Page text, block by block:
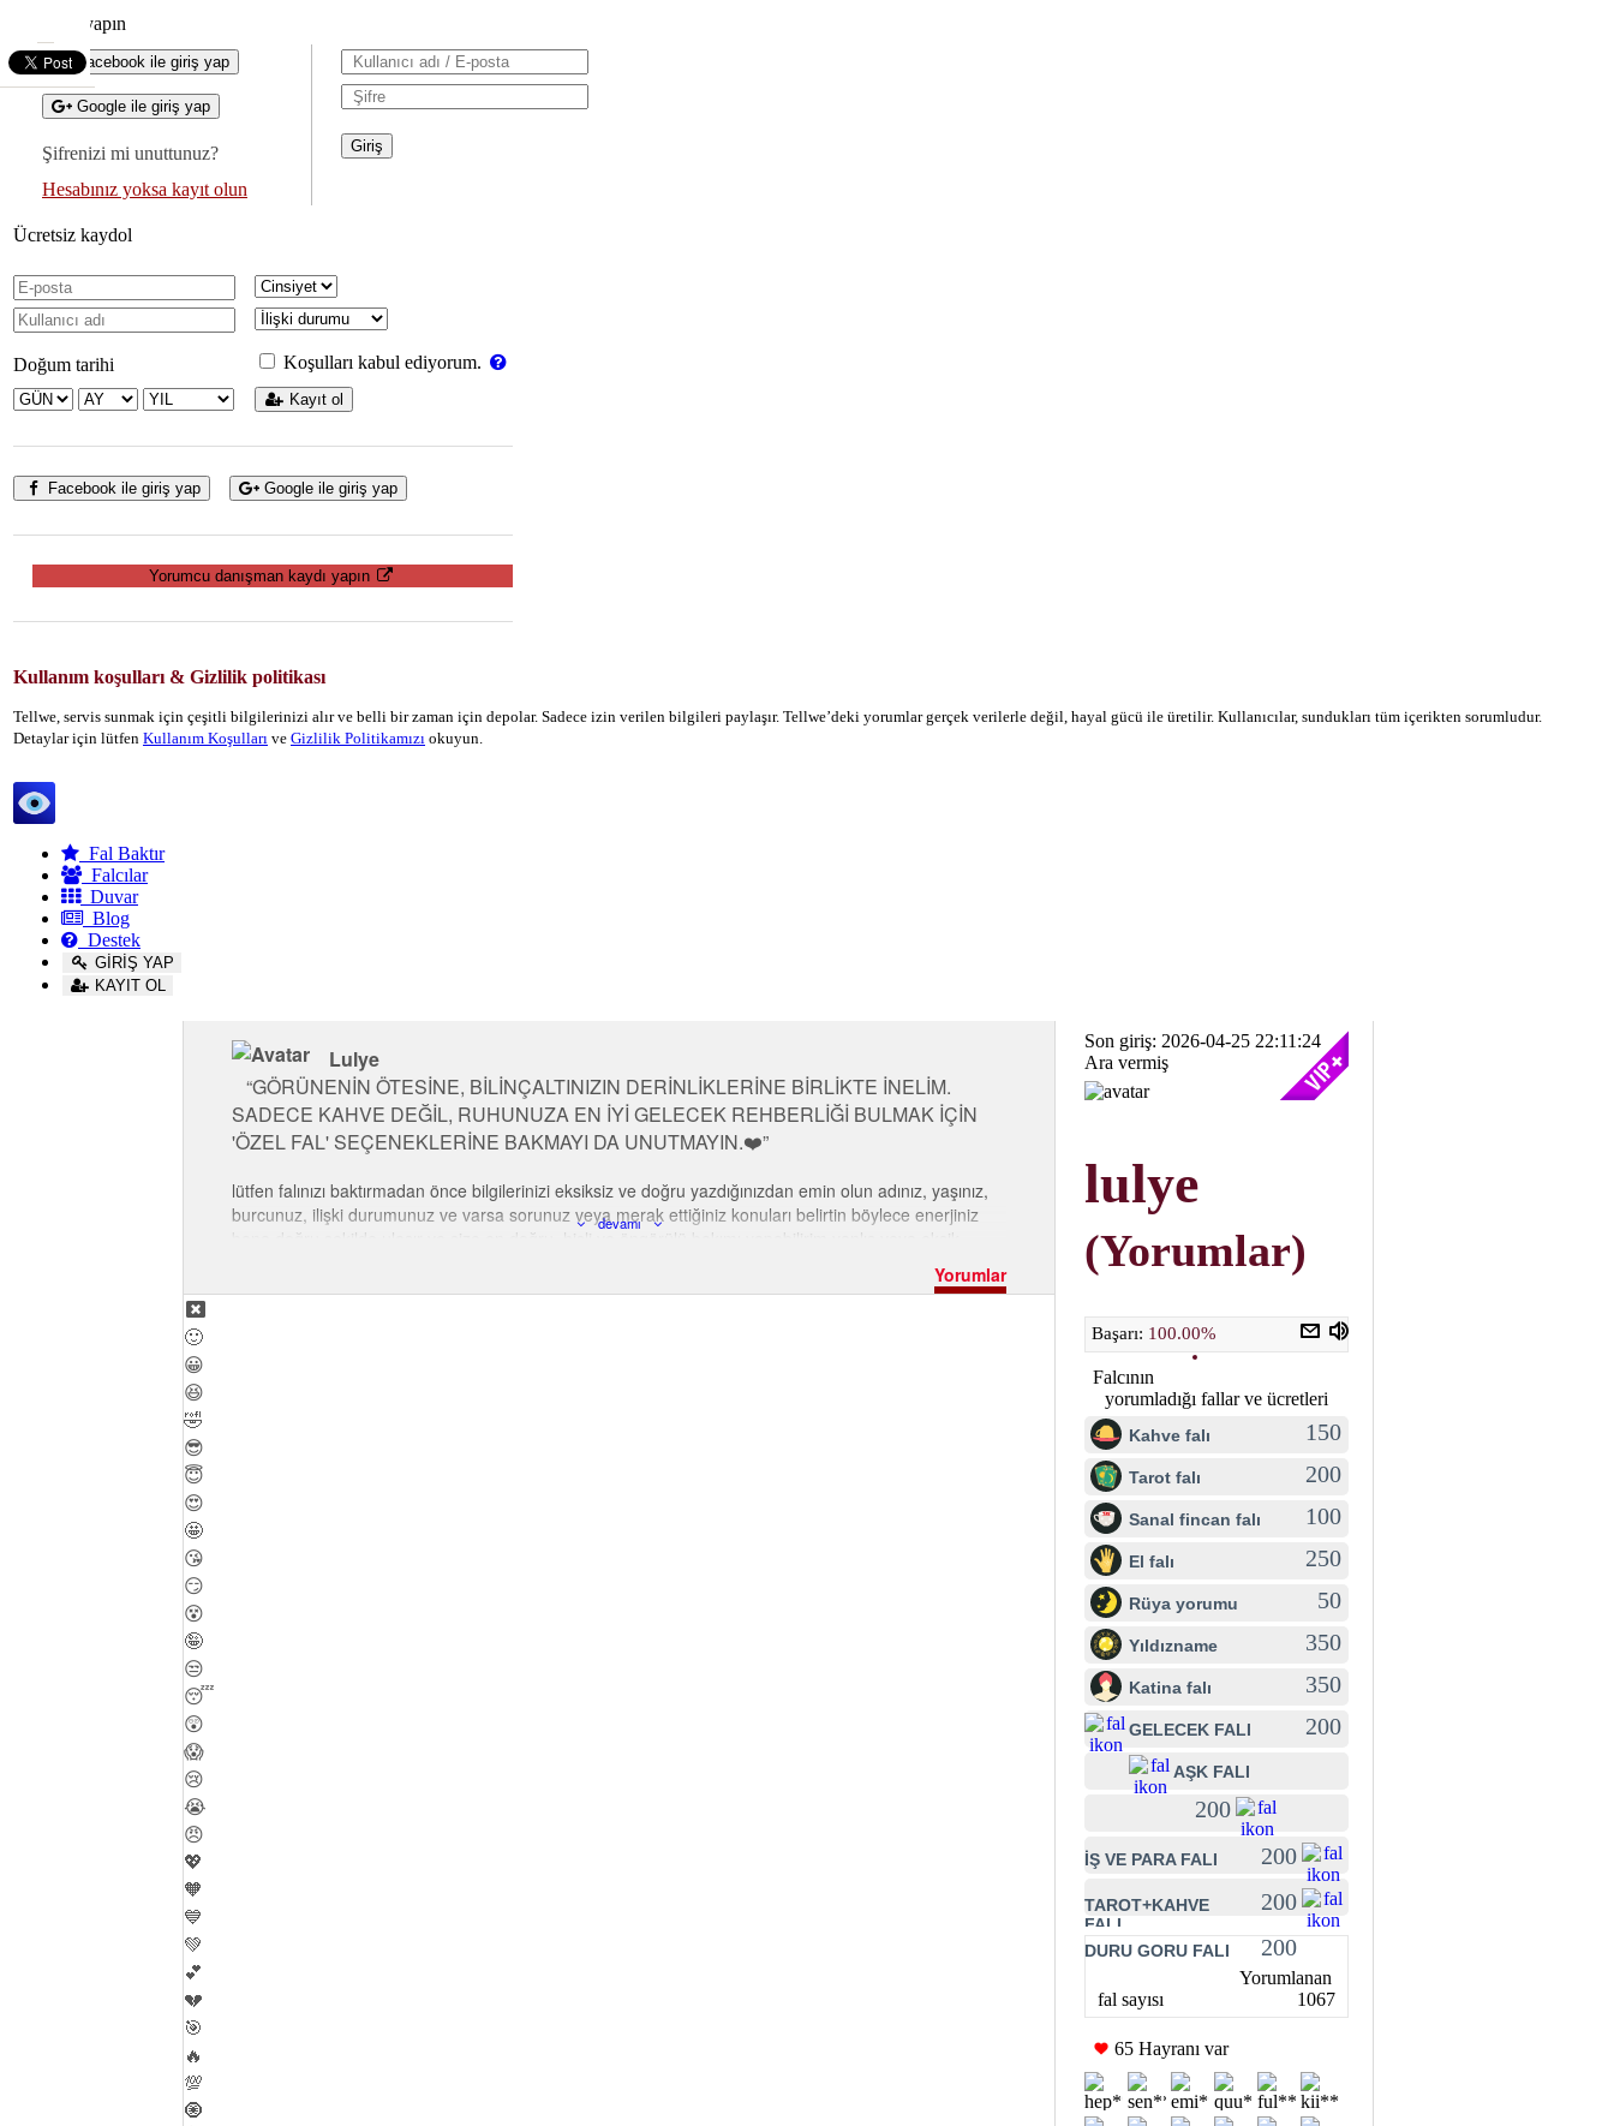
Giriş yapın
Facebook ile giriş yap
Google ile giriş yap
Şifrenizi mi unuttunuz?
Hesabınız yoksa kayıt olun
Ücretsiz kaydol
Doğum tarihi Koşulları kabul ediyorum.
Kayıt ol
Facebook ile giriş yap Google ile giriş yap
Yorumcu danışman kaydı yapın
Kullanım koşulları & Gizlilik politikası
Tellwe, servis sunmak için çeşitli bilgilerinizi alır ve belli bir zaman için depolar. Sadece izin verilen bilgileri paylaşır. Tellwe’deki yorumlar gerçek verilerle değil, hayal gücü ile üretilir. Kullanıcılar, sundukları tüm içerikten sorumludur.
Detaylar için lütfen Kullanım Koşulları ve Gizlilik Politikamızı okuyun.
Fal Baktır
Falcılar
Duvar
Blog
Destek
GİRİŞ YAP
KAYIT OL
Son giriş: 2026-04-25 22:11:24
Ara vermiş
lulye
(Yorumlar)
Başarı: 100.00%
Falcının
yorumladığı fallar ve ücretleri
Kahve falı 150
Tarot falı 200
Sanal fincan falı 100
El falı 250
Rüya yorumu 50
Yıldızname 350
Katina falı 350
GELECEK FALI 200
AŞK FALI
200
İŞ VE PARA FALI 200
TAROT+KAHVE
FALI
200
DURU GORU FALI 200
Yorumlanan
fal sayısı
1067
65 Hayranı var
Lulye
GÖRÜNENİN ÖTESİNE, BİLİNÇALTINIZIN DERİNLİKLERİNE BİRLİKTE İNELİM.
SADECE KAHVE DEĞİL, RUHUNUZA EN İYİ GELECEK REHBERLİĞİ BULMAK İÇİN
'ÖZEL FAL' SEÇENEKLERİNE BAKMAYI DA UNUTMAYIN.❤️
lütfen falınızı baktırmadan önce bilgilerinizi eksiksiz ve doğru yazdığınızdan emin olun adınız, yaşınız,
burcunuz, ilişki durumunuz ve varsa sorunuz veya merak ettiğiniz konuları belirtin böylece enerjiniz
bana doğru şekilde ulaşır ve size en doğru, hisli ve öngörülü bakımı yapabilirim yanlış veya eksik
devamı
Yorumlar
🙂
😀
😆
🤣
😎
😇
😍
🤩
😘
😏
😵
🤪
😒
😴
😲
😱
😢
😭
😠
💖
🧡
💙
💚
💕
💔
🎯
🔥
💯
🧿